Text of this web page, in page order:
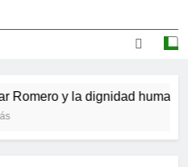
Romero y la dignidad humana